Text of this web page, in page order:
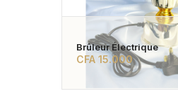
Brûleur Électrique
CFA 15.000